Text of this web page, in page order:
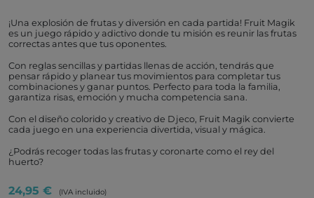
¡Una explosión de frutas y diversión en cada partida! Fruit Magik
es un juego rápido y adictivo donde tu misión es reunir las frutas
correctas antes que tus oponentes.
Con reglas sencillas y partidas llenas de acción, tendrás que
pensar rápido y planear tus movimientos para completar tus
combinaciones y ganar puntos. Perfecto para toda la familia,
garantiza risas, emoción y mucha competencia sana.
Con el diseño colorido y creativo de Djeco, Fruit Magik convierte
cada juego en una experiencia divertida, visual y mágica.
¿Podrás recoger todas las frutas y coronarte como el rey del
huerto?
24,95 € (IVA incluido)